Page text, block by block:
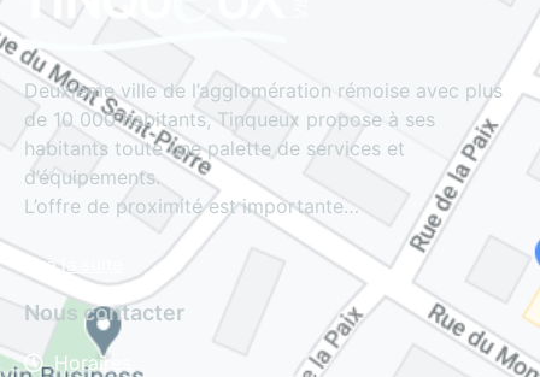
Deuxième ville de l’agglomération rémoise avec plus
de 10 000 habitants, Tinqueux propose à ses
habitants toute une palette de services et
d’équipements.
L’offre de proximité est importante…
Lire la suite
Nous contacter
Horaires